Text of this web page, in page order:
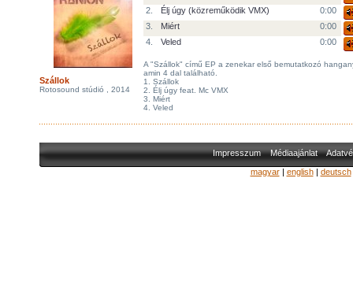
Szállok
Rotosound stúdió , 2014
2.
Élj úgy (közreműködik VMX)
0:00
3.
Miért
0:00
4.
Veled 0:00
A "Szállok" című EP a zenekar első bemutatkozó
amin 4 dal található.
1. Szállok
2. Élj úgy feat. Mc VMX
3. Miért
4. Veled
Impresszum Médiaajánlat
magyar| english| deutsch